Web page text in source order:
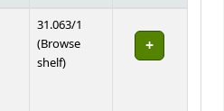
31.063/1
(Browse
shelf(Opens below)
)